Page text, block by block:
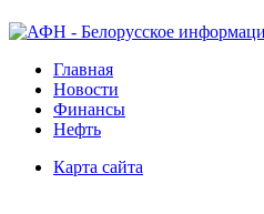
Главная
Новости
Финансы
Нефть
Карта сайта